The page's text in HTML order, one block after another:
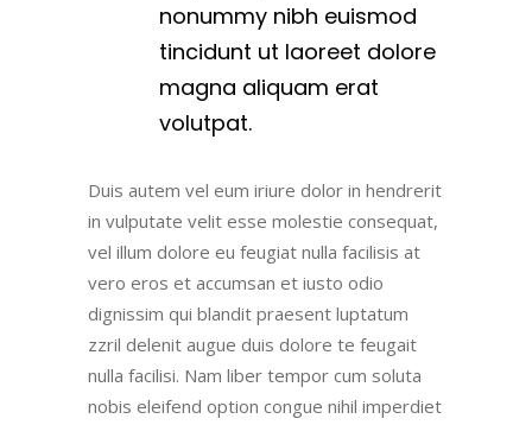
nonummy nibh euismod
tincidunt ut laoreet dolore
magna aliquam erat
volutpat.
Duis autem vel eum iriure dolor in hendrerit
in vulputate velit esse molestie consequat,
vel illum dolore eu feugiat nulla facilisis at
vero eros et accumsan et iusto odio
dignissim qui blandit praesent luptatum
zzril delenit augue duis dolore te feugait
nulla facilisi. Nam liber tempor cum soluta
nobis eleifend option congue nihil imperdiet